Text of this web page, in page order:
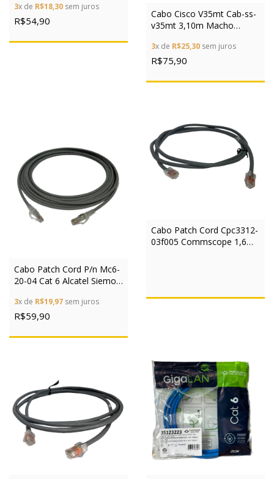
3x de R$18,30 sem juros
R$54,90
Cabo Cisco V35mt Cab-ss-
v35mt 3,10m Macho
3x de R$25,30 sem juros
R$75,90
Cabo Patch Cord P/n Mc6-
20-04 Cat 6 Alcatel Siemon
3x de R$19,97 sem juros
R$59,90
Cabo Patch Cord Cpc3312-
03f005 Commscope 1,6m